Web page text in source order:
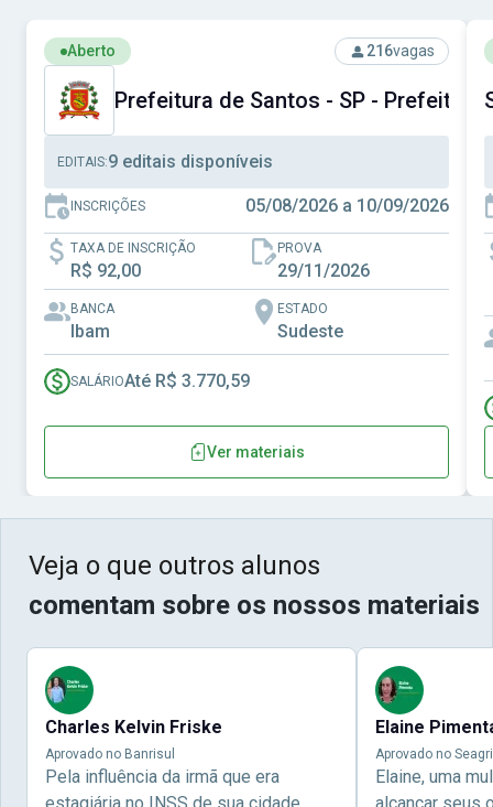
Ver concurso: Prefeitura de Santos - SP - Prefeitura
Aberto 216vagas
Prefeitura de Santos - SP - Prefeitura
EDITAIS:9 editais disponíveis
INSCRIÇÕES 05/08/2026 a 10/09/2026
TAXA DE INSCRIÇÃO
R$ 92,00
PROVA
29/11/2026
BANCA
Ibam
ESTADO
Sudeste
SALÁRIOAté R$ 3.770,59
Ver materiais
Veja o que outros alunos
comentam sobre os nossos materiais
Charles Kelvin Friske
Aprovado no Banrisul
Pela influência da irmã que era
Elaine
Aprovado no
Elaine, uma